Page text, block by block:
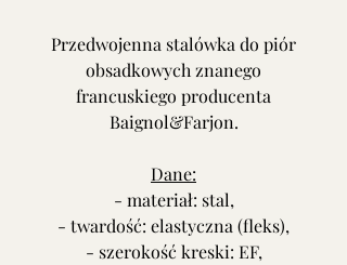
Przedwojenna stalówka do piór
obsadkowych znanego
francuskiego producenta
Baignol&Farjon.
Dane:
- materiał: stal,
- twardość: elastyczna (fleks),
- szerokość kreski: EF,